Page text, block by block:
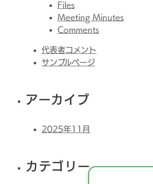
Files
Meeting Minutes
Comments
代表者コメント
サンプルページ
アーカイブ
2025年11月
カテゴリー